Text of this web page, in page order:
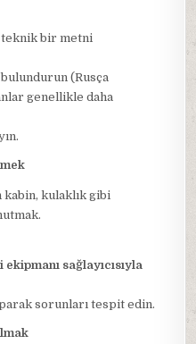
teknik bir metni
(Rusça
genellikle daha
kulaklık gibi
sağlayıcısıyla
sorunları tespit edin.